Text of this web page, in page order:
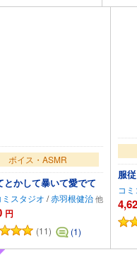
ボイス・ASMR
とかして暴いて愛でて
ミスタジオ /赤羽根健治
円
(11) (1)
カートに追加
服
コ